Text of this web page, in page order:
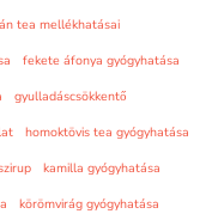
tea mellékhatásai
fekete áfonya gyógyhatása
gyulladáscsökkentő
homoktövis tea gyógyhatása
kamilla gyógyhatása
körömvirág gyógyhatása